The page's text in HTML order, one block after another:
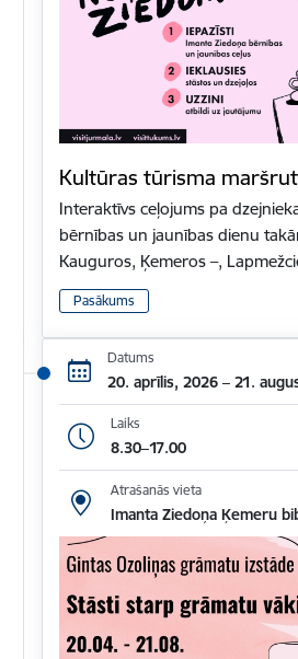
Kultūras tūrisma
Interaktīvs ceļojums pa
bērnības un jaunības dienu
Kauguros, Ķemeros –,
Pasākums
Datums
20. aprīlis, 2026 – 21.
Laiks
8.30–17.00
Atrašanās vieta
Imanta Ziedoņa Ķemeru